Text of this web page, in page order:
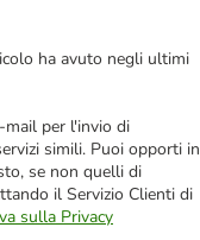
ha avuto negli ultimi
per l'invio di
simili. Puoi opporti in
se non quelli di
il Servizio Clienti di
sulla Privacy